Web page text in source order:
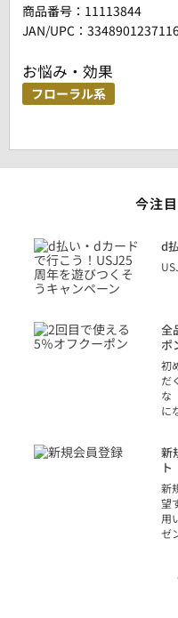
商品番号： 11113844
JAN/UPC：
お悩み・効果
フローラル系
今注
d
全
ポ
初
だ
な
に
新
ト
新
望
用
ゼ